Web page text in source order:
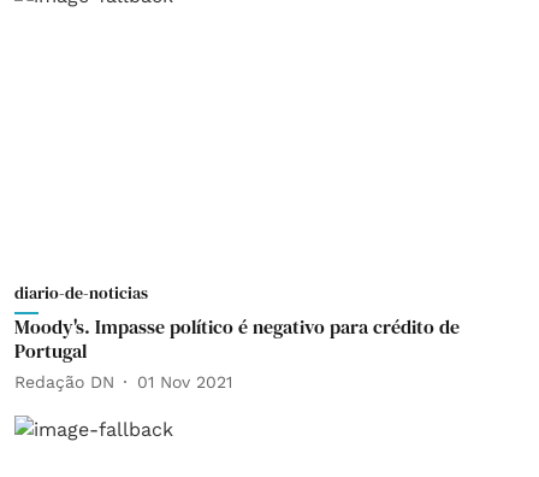
diario-de-noticias
Moody's. Impasse político é negativo para crédito de
Portugal
Redação DN 01 Nov 2021